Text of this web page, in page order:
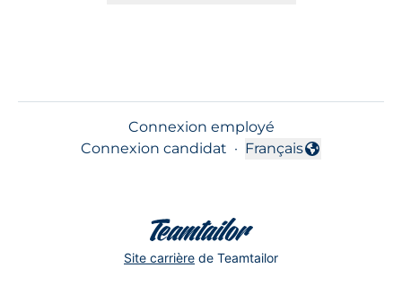
Connexion employé
Connexion candidat ·
Changer la langue
Français
Site carrière de Teamtailor